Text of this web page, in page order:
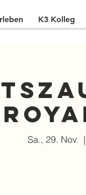
K3 Kolleg
Sa., 29. Nov.